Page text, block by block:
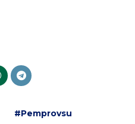
#Pemprovsu